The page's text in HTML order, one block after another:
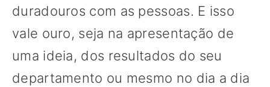
duradouros com as pessoas. E isso
vale ouro, seja na apresentação de
uma ideia, dos resultados do seu
departamento ou mesmo no dia a dia